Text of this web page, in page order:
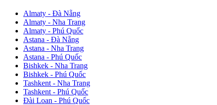
Almaty - Đà Nẵng
Almaty - Nha Trang
Almaty - Phú Quốc
Astana - Đà Nẵng
Astana - Nha Trang
Astana - Phú Quốc
Bishkek - Nha Trang
Bishkek - Phú Quốc
Tashkent - Nha Trang
Tashkent - Phú Quốc
Đài Loan - Phú Quốc